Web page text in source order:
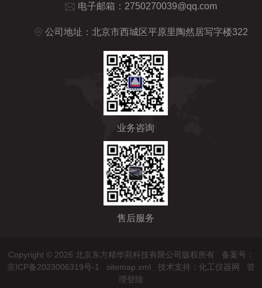
电子邮箱： 2750270039@qq.com
公司地址：北京市西城区平原里陶然居写字楼322
业务咨询
售后服务
Copyright © 2026 北京东方精华苑科技有限公司版权所有 备案号：
京ICP备2023006319号-1
sitemap.xml 技术支持： 化工仪器网
管
理登陆